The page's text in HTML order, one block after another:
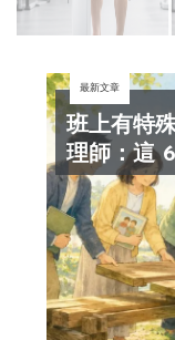
影片專區
關於我們
班上有特殊
理師：這 6
最新文章